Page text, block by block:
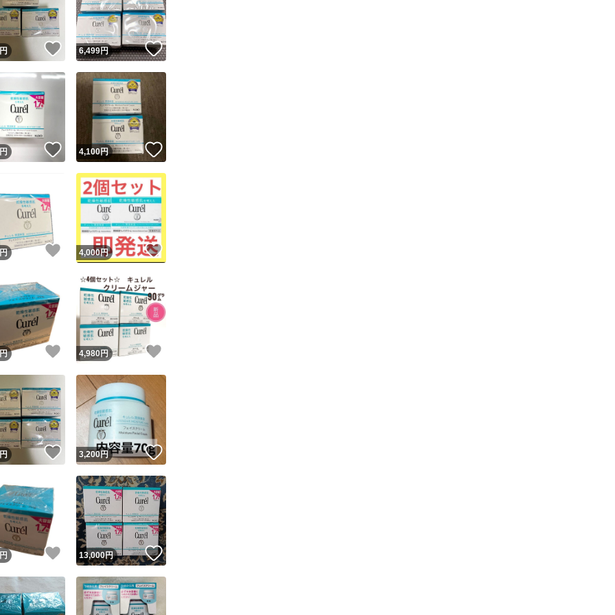
マ実績◯+ このユーザーは他フリマサービスでの取引実績があります
安心発送
は実績に基づく表示であり、発送を保証しているものではありません
ド＆安心発送
このユーザーは高頻度で24時間以内＆設定した発送日数内に発送してい
ます
このユーザーは高頻度で24時間以内に発送しています
このユーザーは設定した発送日数内に発送しています
出品ページへ
キャンセル
円 いいね！
6,499円 いいね！
円 いいね！
4,100円
円 いいね！
4,000円
円 いいね！
4,980円
円 いいね！
3,200円 いいね！
円 いいね！
13,000円 いいね！